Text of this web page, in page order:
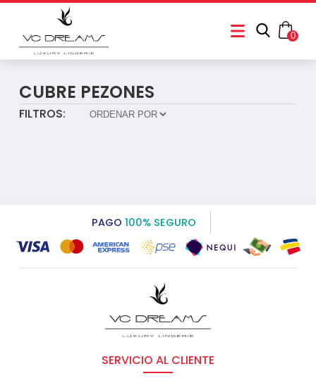
0
CUBRE PEZONES
FILTROS:
PAGO 100% SEGURO
SERVICIO AL CLIENTE